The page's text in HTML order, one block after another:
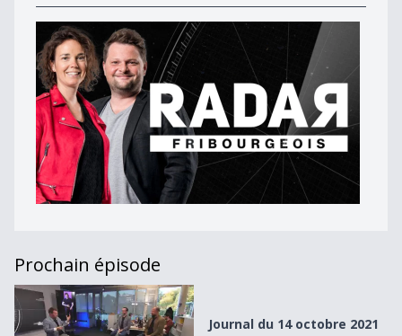
Prochain épisode
Journal du 14 octobre 2021
Journal du 14 octobre 2021